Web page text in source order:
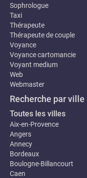
Sophrologue
Taxi
Thérapeute
Thérapeute de couple
Voyance
Voyance cartomancie
Voyant medium
Web
Webmaster
Recherche par ville
Toutes les villes
Aix-en-Provence
Angers
Annecy
Bordeaux
Boulogne-Billancourt
Caen